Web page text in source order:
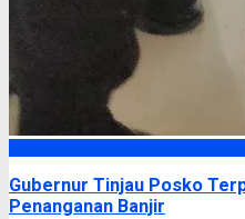
Gubernur Tinjau Posko
Penanganan Banjir